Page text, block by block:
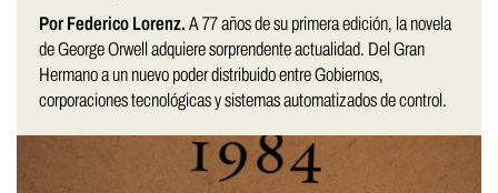
Por Federico Lorenz. A 77 años de su primera edición, la novela
de George Orwell adquiere sorprendente actualidad. Del Gran
Hermano a un nuevo poder distribuido entre Gobiernos,
corporaciones tecnológicas y sistemas automatizados de control.